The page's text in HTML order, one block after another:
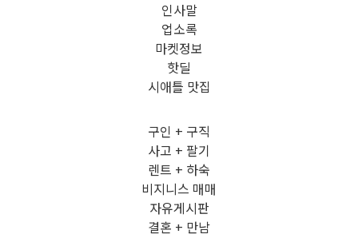
인사말
업소록
마켓정보
핫딜
시애틀 맛집
구인 + 구직
사고 + 팔기
렌트 + 하숙
비지니스 매매
자유게시판
결혼 + 만남